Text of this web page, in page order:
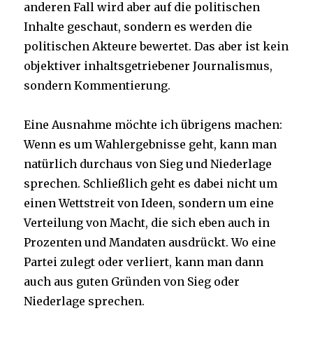
anderen Fall wird aber auf die politischen
Inhalte geschaut, sondern es werden die
politischen Akteure bewertet. Das aber ist kein
objektiver inhaltsgetriebener Journalismus,
sondern Kommentierung.
Eine Ausnahme möchte ich übrigens machen:
Wenn es um Wahlergebnisse geht, kann man
natürlich durchaus von Sieg und Niederlage
sprechen. Schließlich geht es dabei nicht um
einen Wettstreit von Ideen, sondern um eine
Verteilung von Macht, die sich eben auch in
Prozenten und Mandaten ausdrückt. Wo eine
Partei zulegt oder verliert, kann man dann
auch aus guten Gründen von Sieg oder
Niederlage sprechen.